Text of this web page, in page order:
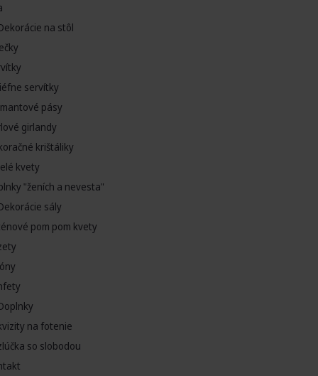
na stôl
servítky
pásy
girlandy
krištáliky
kvety
"ženích a nevesta"
sály
pom pom kvety
na fotenie
so slobodou